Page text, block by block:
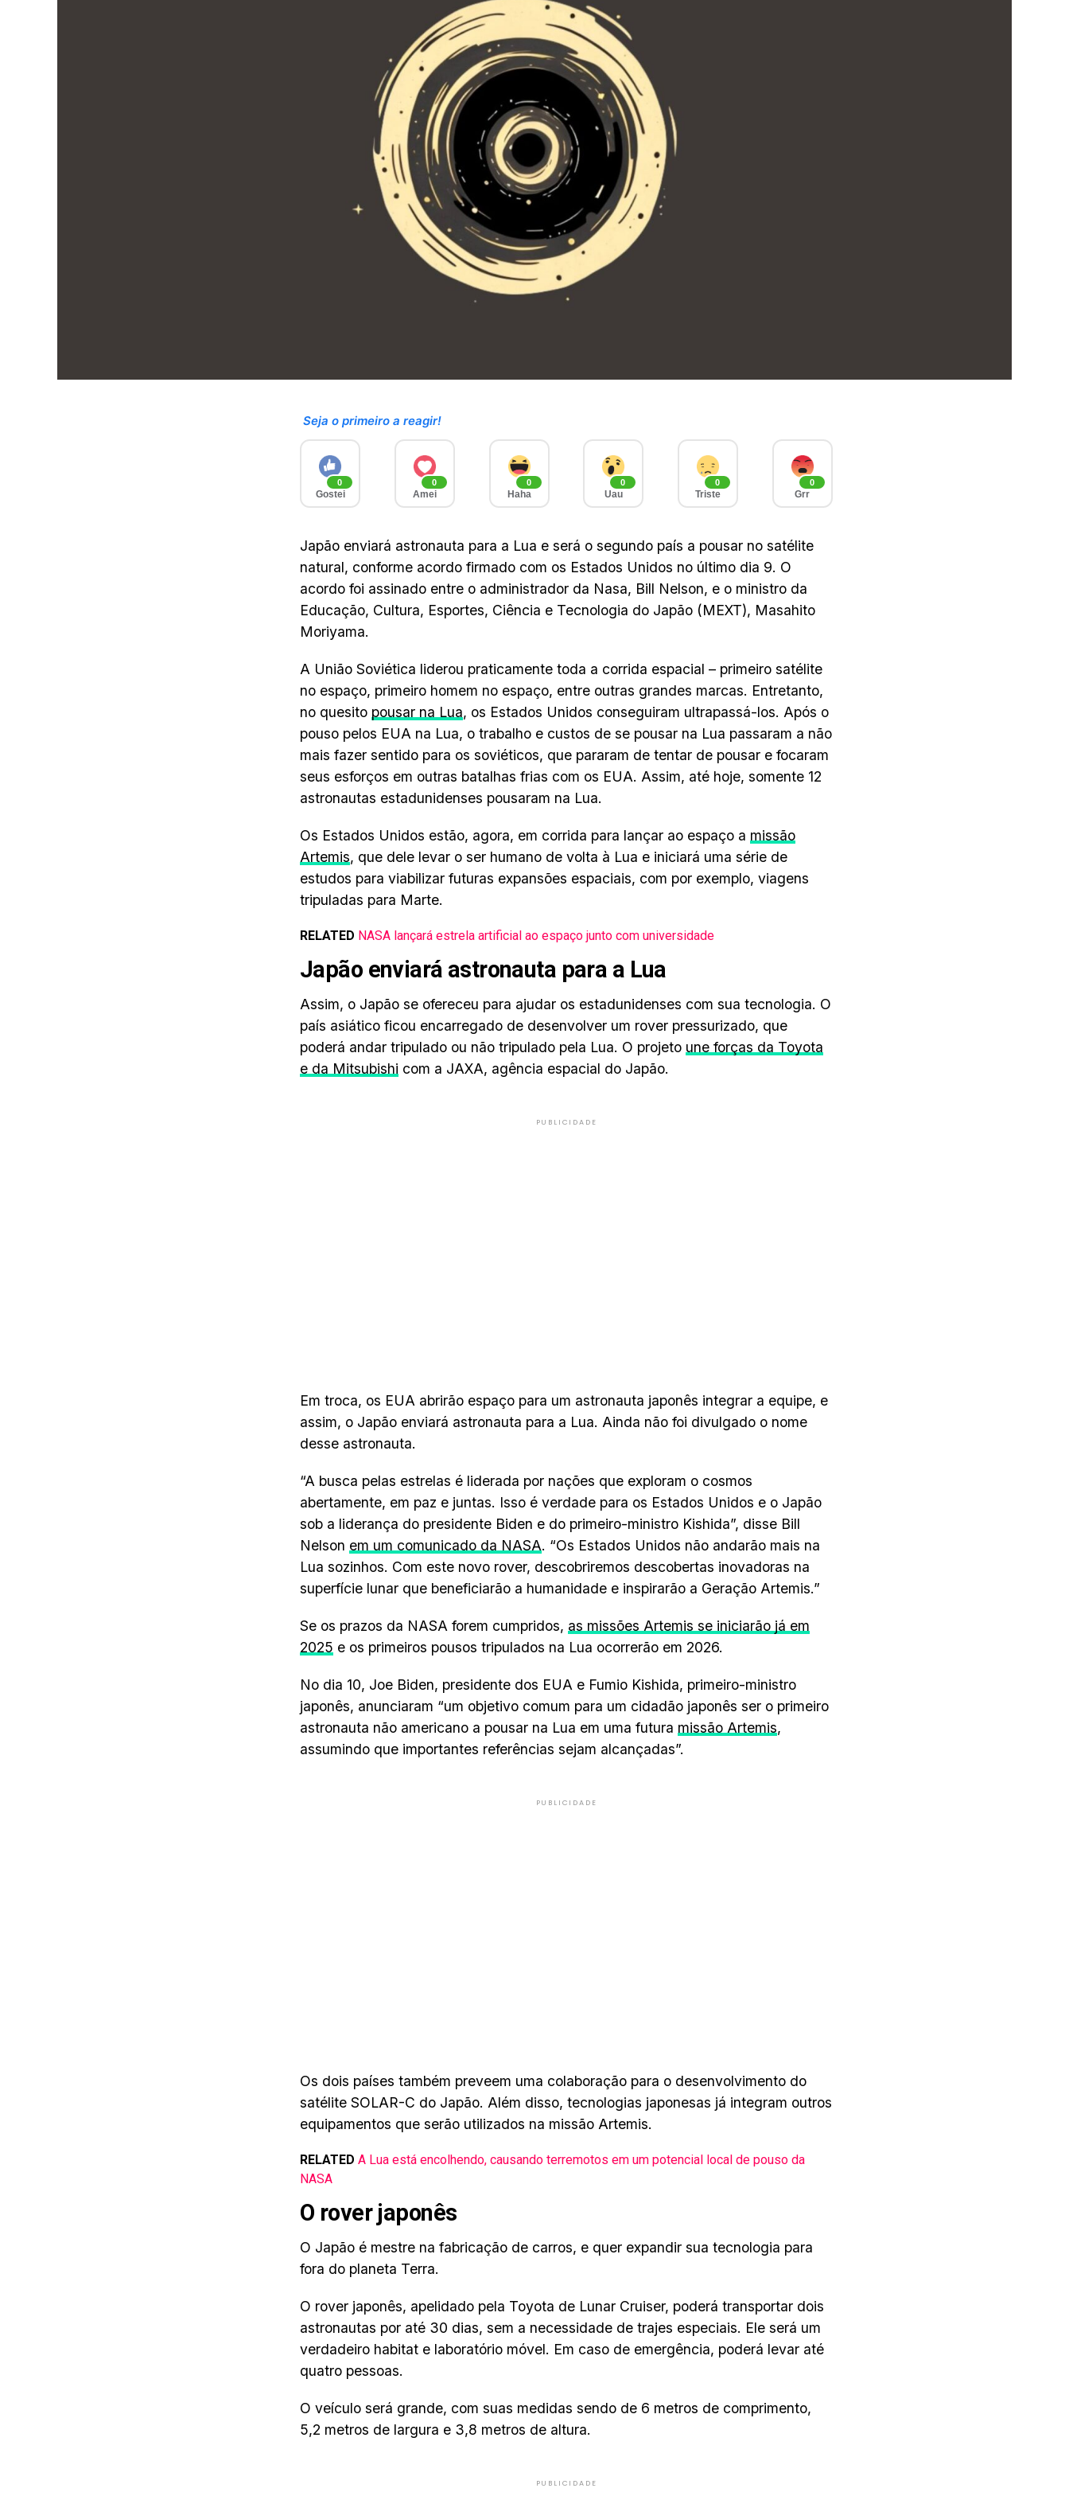
Seja o primeiro a reagir!
0
Gostei
0
Amei
0
Haha
0
Uau
0
Triste
0
Grr
Japão enviará astronauta para a Lua e será o segundo país a pousar no satélite
natural, conforme acordo firmado com os Estados Unidos no último dia 9. O
acordo foi assinado entre o administrador da Nasa, Bill Nelson, e o ministro da
Educação, Cultura, Esportes, Ciência e Tecnologia do Japão (MEXT), Masahito
Moriyama.
A União Soviética liderou praticamente toda a corrida espacial – primeiro satélite
no espaço, primeiro homem no espaço, entre outras grandes marcas. Entretanto,
no quesito pousar na Lua, os Estados Unidos conseguiram ultrapassá-los. Após o
pouso pelos EUA na Lua, o trabalho e custos de se pousar na Lua passaram a não
mais fazer sentido para os soviéticos, que pararam de tentar de pousar e focaram
seus esforços em outras batalhas frias com os EUA. Assim, até hoje, somente 12
astronautas estadunidenses pousaram na Lua.
Os Estados Unidos estão, agora, em corrida para lançar ao espaço a missão
Artemis, que dele levar o ser humano de volta à Lua e iniciará uma série de
estudos para viabilizar futuras expansões espaciais, com por exemplo, viagens
tripuladas para Marte.
RELATED NASA lançará estrela artificial ao espaço junto com universidade
Japão enviará astronauta para a Lua
Assim, o Japão se ofereceu para ajudar os estadunidenses com sua tecnologia. O
país asiático ficou encarregado de desenvolver um rover pressurizado, que
poderá andar tripulado ou não tripulado pela Lua. O projeto une forças da Toyota
e da Mitsubishi com a JAXA, agência espacial do Japão.
PUBLICIDADE
Em troca, os EUA abrirão espaço para um astronauta japonês integrar a equipe, e
assim, o Japão enviará astronauta para a Lua. Ainda não foi divulgado o nome
desse astronauta.
“A busca pelas estrelas é liderada por nações que exploram o cosmos
abertamente, em paz e juntas. Isso é verdade para os Estados Unidos e o Japão
sob a liderança do presidente Biden e do primeiro-ministro Kishida”, disse Bill
Nelson em um comunicado da NASA. “Os Estados Unidos não andarão mais na
Lua sozinhos. Com este novo rover, descobriremos descobertas inovadoras na
superfície lunar que beneficiarão a humanidade e inspirarão a Geração Artemis.”
Se os prazos da NASA forem cumpridos, as missões Artemis se iniciarão já em
2025 e os primeiros pousos tripulados na Lua ocorrerão em 2026.
No dia 10, Joe Biden, presidente dos EUA e Fumio Kishida, primeiro-ministro
japonês, anunciaram “um objetivo comum para um cidadão japonês ser o primeiro
astronauta não americano a pousar na Lua em uma futura missão Artemis,
assumindo que importantes referências sejam alcançadas”.
PUBLICIDADE
Os dois países também preveem uma colaboração para o desenvolvimento do
satélite SOLAR-C do Japão. Além disso, tecnologias japonesas já integram outros
equipamentos que serão utilizados na missão Artemis.
RELATED A Lua está encolhendo, causando terremotos em um potencial local de pouso da
NASA
O rover japonês
O Japão é mestre na fabricação de carros, e quer expandir sua tecnologia para
fora do planeta Terra.
O rover japonês, apelidado pela Toyota de Lunar Cruiser, poderá transportar dois
astronautas por até 30 dias, sem a necessidade de trajes especiais. Ele será um
verdadeiro habitat e laboratório móvel. Em caso de emergência, poderá levar até
quatro pessoas.
O veículo será grande, com suas medidas sendo de 6 metros de comprimento,
5,2 metros de largura e 3,8 metros de altura.
PUBLICIDADE